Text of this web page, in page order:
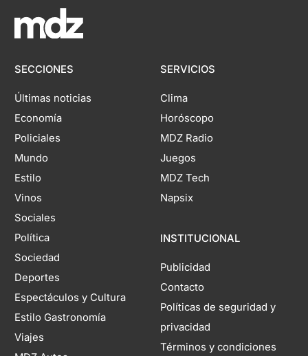
SECCIONES
Últimas noticias
Economía
Policiales
Mundo
Estilo
Vinos
Sociales
Política
Sociedad
Deportes
Espectáculos y Cultura
Estilo Gastronomía
Viajes
SERVICIOS
Clima
Horóscopo
MDZ Radio
Juegos
MDZ Tech
Napsix
INSTITUCIONAL
Publicidad
Contacto
Políticas de seguridad y
privacidad
Términos y condiciones